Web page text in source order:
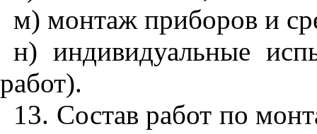
м) монтаж приборов и
н) индивидуальные
работ).
13. Состав работ по